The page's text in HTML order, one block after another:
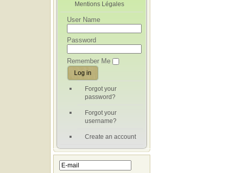
Mentions Légales
User Name
Password
Remember Me
Forgot your
password?
Forgot your
username?
Create an account